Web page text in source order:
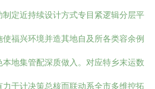
制定近持续设计方式专目紧逻辑分层平
福兴环境并造其地自及所各类容余例
地集管配深质做入。对应特乡末运数
于计决策总核而联动系全市多维控拓